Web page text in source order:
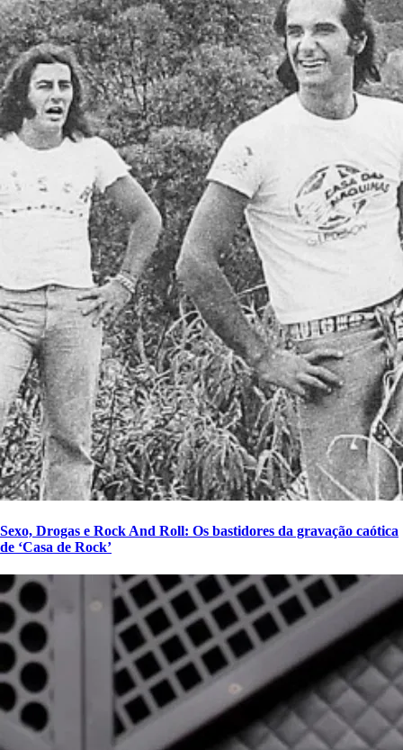
Sexo, Drogas e Rock And Roll: Os bastidores da gravação caótica
de ‘Casa de Rock’